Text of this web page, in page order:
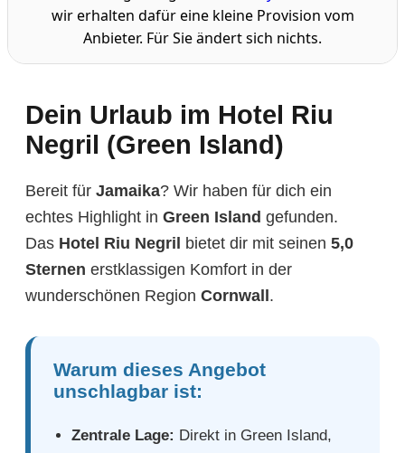
wir erhalten dafür eine kleine Provision vom
Anbieter. Für Sie ändert sich nichts.
Dein Urlaub im Hotel Riu
Negril (Green Island)
Bereit für Jamaika? Wir haben für dich ein
echtes Highlight in Green Island gefunden.
Das Hotel Riu Negril bietet dir mit seinen 5,0
Sternen erstklassigen Komfort in der
wunderschönen Region Cornwall.
Warum dieses Angebot
unschlagbar ist:
Zentrale Lage: Direkt in Green Island,